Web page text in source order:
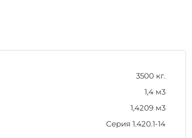
3500 кг.
1,4 м3
1,4209 м3
Серия 1.420.1-14